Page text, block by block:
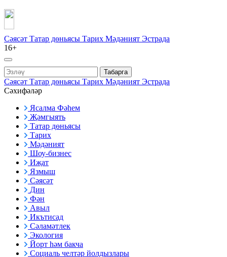
Сәясәт Татар дөньясы Тарих Мәдәният Эстрада
16+
Табарга
Сәясәт Татар дөньясы Тарих Мәдәният Эстрада
Сәхифәләр
Ясалма Фәһем
Җәмгыять
Татар дөньясы
Тарих
Мәдәният
Шоу-бизнес
Иҗат
Язмыш
Сәясәт
Дин
Фән
Авыл
Икътисад
Сәламәтлек
Экология
Йорт һәм бакча
Социаль челтәр йолдызлары